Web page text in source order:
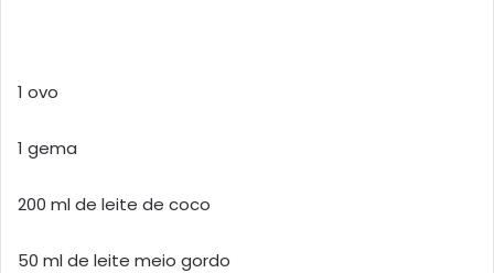
1 ovo
1 gema
200 ml de leite de coco
50 ml de leite meio gordo